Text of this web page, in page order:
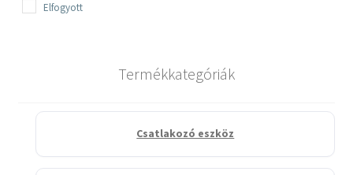
Elfogyott
Termékkategóriák
Csatlakozó eszköz